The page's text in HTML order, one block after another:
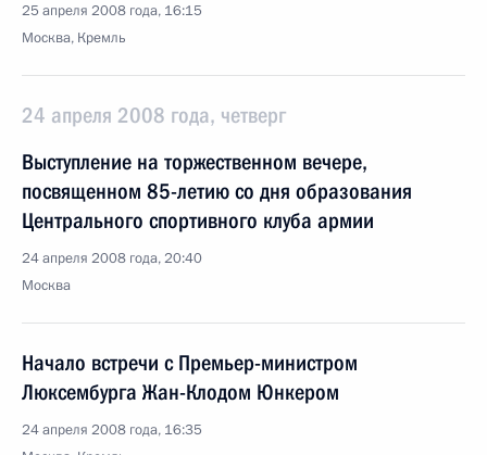
25 апреля 2008 года, 16:15
Москва, Кремль
24 апреля 2008 года, четверг
Выступление на торжественном вечере,
посвященном 85-летию со дня образования
Центрального спортивного клуба армии
24 апреля 2008 года, 20:40
Москва
Начало встречи с Премьер-министром
Люксембурга Жан-Клодом Юнкером
24 апреля 2008 года, 16:35